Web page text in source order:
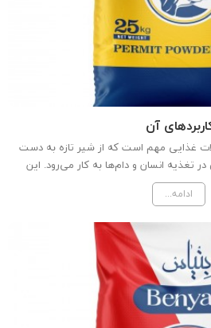
آن
غذایی مهم است که از شیر تازه به دست
تغذیه انسان و دام‌ها به کار می‌رود. این
و به راحتی می‌تواند جایگزین شیر مایع
تولید...
ادامه...